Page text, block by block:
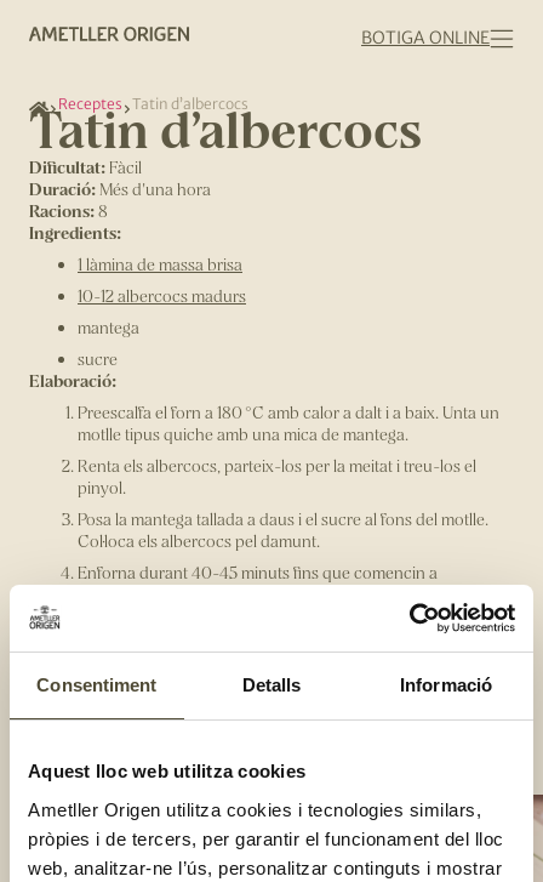
Consentiment Detalls Informació
Aquest lloc web utilitza cookies
Ametller Origen utilitza cookies i tecnologies similars,
pròpies i de tercers, per garantir el funcionament del lloc
web, analitzar-ne l’ús, personalitzar continguts i mostrar
BOTIGA ONLINE
Receptes Tatin d’albercocs
Tatin d’albercocs
Dificultat: Fàcil
Duració: Més d'una hora
Racions:8
Ingredients:
1 làmina de massa brisa
10-12 albercocs madurs
mantega
sucre
Elaboració:
Preescalfa el forn a 180 °C amb calor a dalt i a baix. Unta un
motlle tipus quiche amb una mica de mantega.
Renta els albercocs, parteix-los per la meitat i treu-los el
pinyol.
Posa la mantega tallada a daus i el sucre al fons del motlle.
Col·loca els albercocs pel damunt.
Enforna durant 40-45 minuts fins que comencin a
Retira del forn i cobreix amb la massa brisa. Encaixa bé les
vores i fes un petit tall al centre perquè no s’infli.
Torna a enfornar uns 20 minuts més, fins que la massa sigui